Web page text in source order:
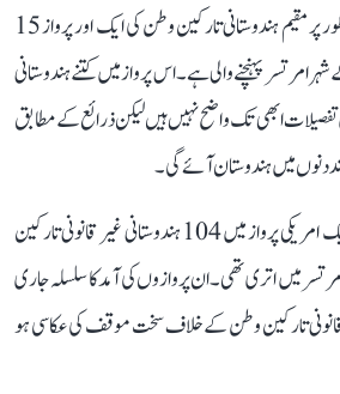
ہے کہ امریکہ میں غیر قانونی طور پر مقیم ہندوستانی تارکین وطن کی ایک اور پرواز 15
کے شہر امرتسر پہنچنے والی ہے۔ اس پرواز میں کتنے ہندوستانی
ابھی تک واضح نہیں ہیں لیکن ذرائع کے مطابق
دنوں میں ہندوستان آئے گی۔
یاد رہے کہ اس سے قبل بھی ایک امریکی پرواز میں 104 ہندوستانی غیر قانونی تارکین
امرتسر میں اتری تھی۔ ان پروازوں کی آمد کا سلسلہ جاری
تارکین وطن کے خلاف سخت موقف کی عکاسی ہو